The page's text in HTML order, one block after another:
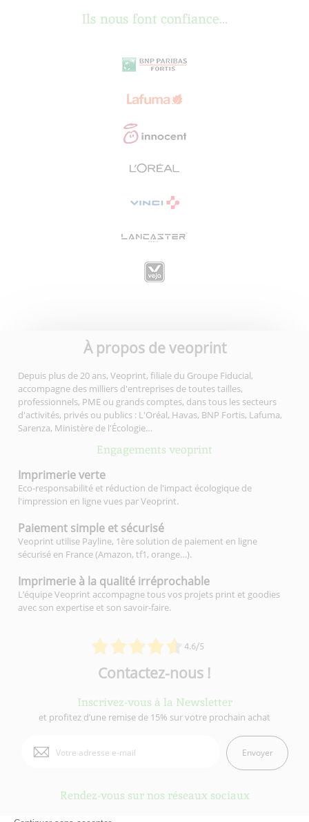
Ils nous font confiance...
À propos de veoprint
Depuis plus de 20 ans, Veoprint, filiale du Groupe Fiducial,
accompagne des milliers d'entreprises de toutes tailles,
professionnels, PME ou grands comptes, dans tous les secteurs
d'activités, privés ou publics : L'Oréal, Havas, BNP Fortis, Lafuma,
Sarenza, Ministère de l'Écologie…
Engagements veoprint
4.6/5
Imprimerieverte
Eco-responsabilité et réduction de l'impact écologique de
l'impression en ligne vues par Veoprint.
Paiement simple et sécurisé
Veoprint utilise Payline, 1ère solution de paiement en ligne
sécurisé en France (Amazon, tf1, orange…).
Imprimerie à la qualité irréprochable
L’équipe Veoprint accompagne tous vos projets print et goodies
avec son expertise et son savoir-faire.
Contactez-nous !
Inscrivez-vous à la Newsletter
et profitez d’une remise de 15% sur votre prochain achat
Envoyer
Rendez-vous sur nos réseaux sociaux